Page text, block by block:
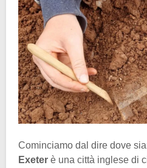
Cominciamo dal dire dove
Exeter è una città inglese di